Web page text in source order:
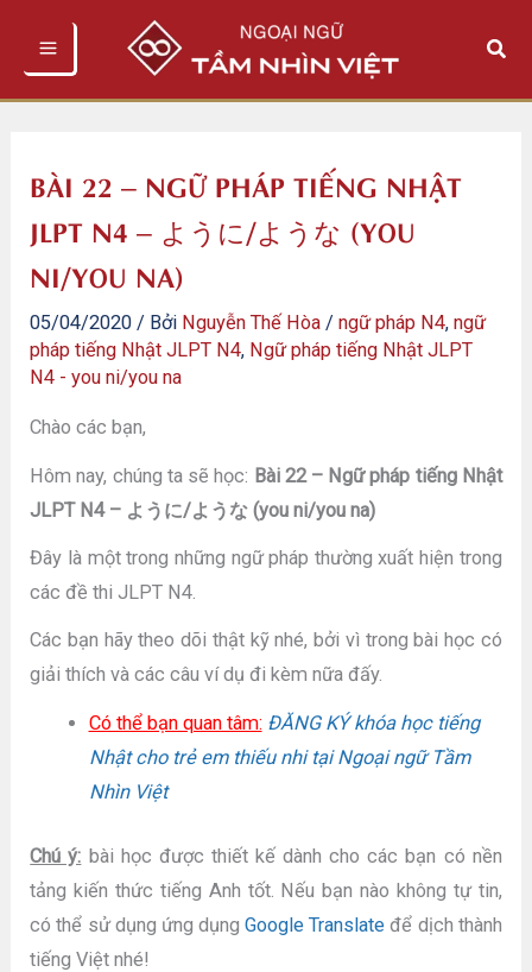
Tìm
BÀI 22 – NGỮ PHÁP TIẾNG NHẬT
JLPT N4 – ように/ような (YOU
NI/YOU NA)
05/04/2020 / Bởi Nguyễn Thế Hòa /ngữ pháp N4,ngữ
pháp tiếng Nhật JLPT N4, Ngữ pháp tiếng Nhật JLPT
N4 - you ni/you na
Chào các bạn,
Hôm nay, chúng ta sẽ học: Bài 22 – Ngữ pháp tiếng Nhật
JLPT N4 – ように/ような (you ni/you na)
Đây là một trong những ngữ pháp thường xuất hiện trong
các đề thi JLPT N4.
Các bạn hãy theo dõi thật kỹ nhé, bởi vì trong bài học có
giải thích và các câu ví dụ đi kèm nữa đấy.
Có thể bạn quan tâm: ĐĂNG KÝ khóa học tiếng
Nhật cho trẻ em thiếu nhi tại Ngoại ngữ Tầm
Nhìn Việt
Chú ý: bài học được thiết kế dành cho các bạn có nền
tảng kiến thức tiếng Anh tốt. Nếu bạn nào không tự tin,
có thể sử dụng ứng dụngGoogle Translate để dịch thành
tiếng Việt nhé!